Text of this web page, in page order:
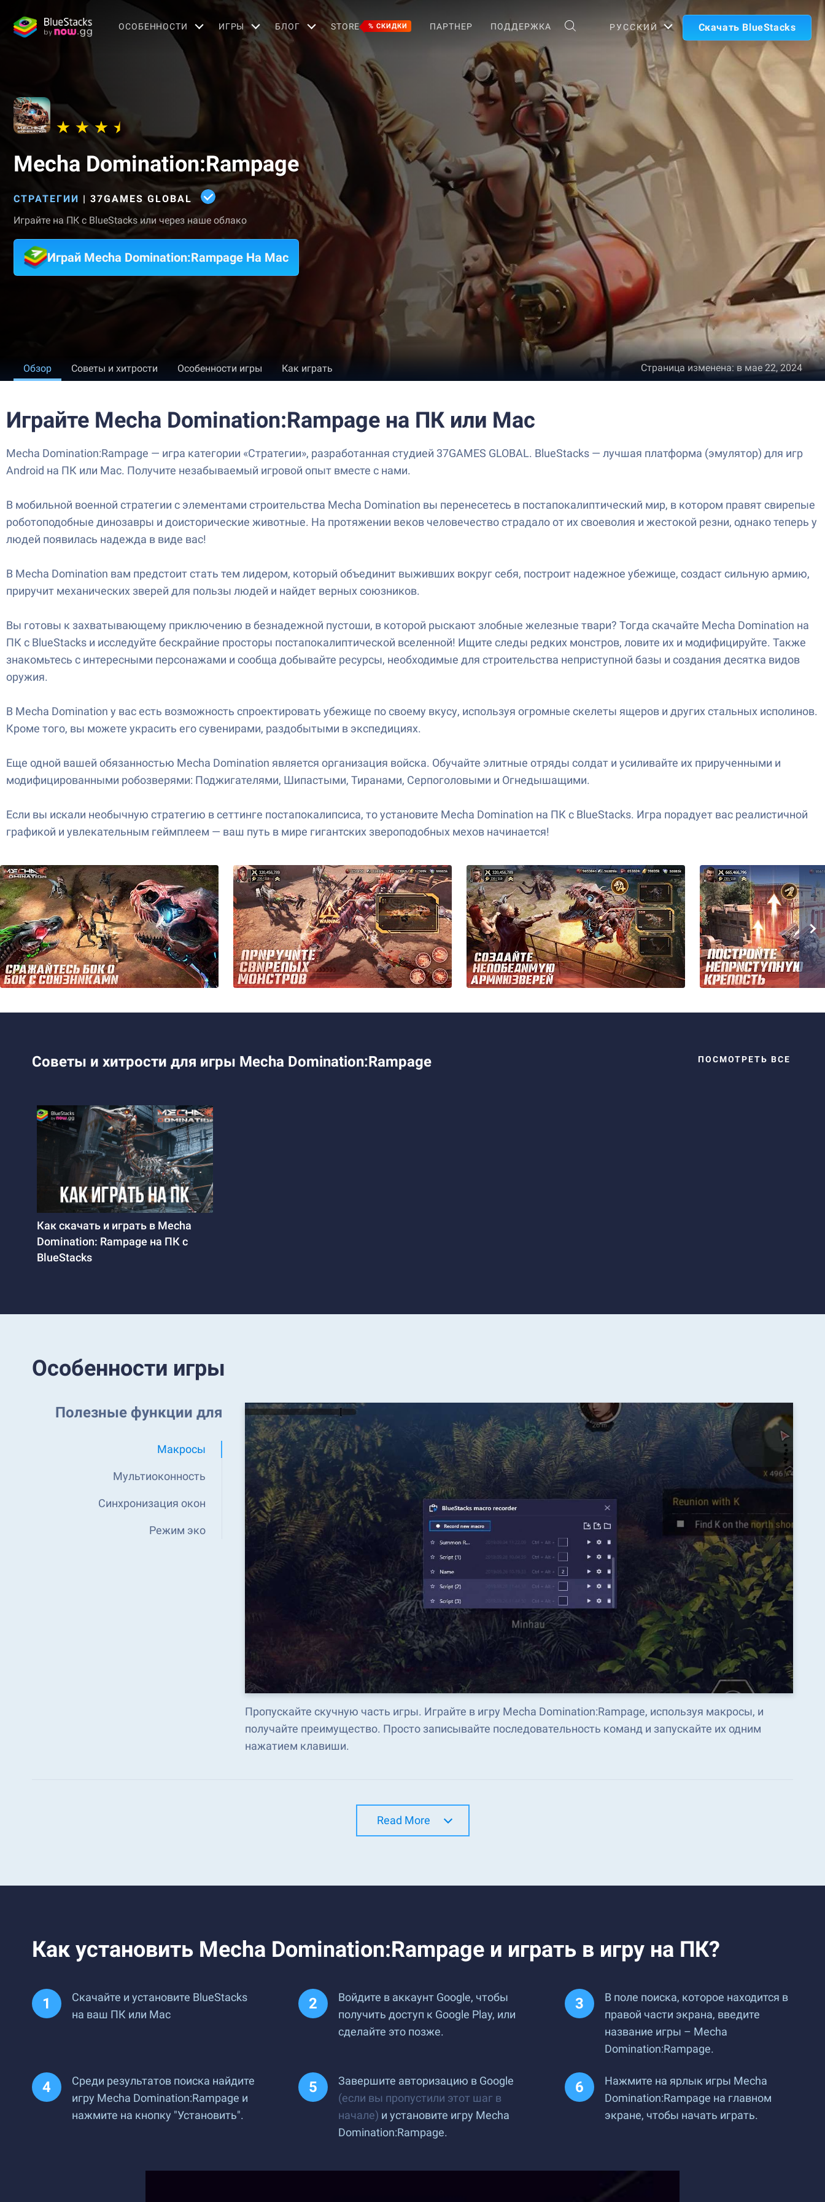
OСОБЕННОСТИ ИГРЫ БЛОГ STORE % СКИДКИ ПАРТНЕР ПОДДЕРЖКА РУССКИЙ Скачать BlueStacks
Mecha Domination:Rampage
СТРАТЕГИИ | 37GAMES GLOBAL
Играйте на ПК с BlueStacks или через наше облако
Играй Mecha Domination:Rampage На Mac
Обзор Советы и хитрости Особенности игры Как играть Страница изменена:в мае 22, 2024
Играйте Mecha Domination:Rampage на ПК или Mac
Mecha Domination:Rampage — игра категории «Стратегии», разработанная студией 37GAMES GLOBAL. BlueStacks — лучшая платформа (эмулятор) для игр
Android на ПК или Mac. Получите незабываемый игровой опыт вместе с нами.
В мобильной военной стратегии с элементами строительства Mecha Domination вы перенесетесь в постапокалиптический мир, в котором правят свирепые
роботоподобные динозавры и доисторические животные. На протяжении веков человечество страдало от их своеволия и жестокой резни, однако теперь у
людей появилась надежда в виде вас!
В Mecha Domination вам предстоит стать тем лидером, который объединит выживших вокруг себя, построит надежное убежище, создаст сильную армию,
приручит механических зверей для пользы людей и найдет верных союзников.
Вы готовы к захватывающему приключению в безнадежной пустоши, в которой рыскают злобные железные твари? Тогда скачайте Mecha Domination на
ПК с BlueStacks и исследуйте бескрайние просторы постапокалиптической вселенной! Ищите следы редких монстров, ловите их и модифицируйте. Также
знакомьтесь с интересными персонажами и сообща добывайте ресурсы, необходимые для строительства неприступной базы и создания десятка видов
оружия.
В Mecha Domination у вас есть возможность спроектировать убежище по своему вкусу, используя огромные скелеты ящеров и других стальных исполинов.
Кроме того, вы можете украсить его сувенирами, раздобытыми в экспедициях.
Еще одной вашей обязанностью Mecha Domination является организация войска. Обучайте элитные отряды солдат и усиливайте их прирученными и
модифицированными робозверями: Поджигателями, Шипастыми, Тиранами, Серпоголовыми и Огнедышащими.
Если вы искали необычную стратегию в сеттинге постапокалипсиса, то установите Mecha Domination на ПК с BlueStacks. Игра порадует вас реалистичной
графикой и увлекательным геймплеем — ваш путь в мире гигантских звероподобных мехов начинается!
Советы и хитрости для игры Mecha Domination:Rampage ПОСМОТРЕТЬ ВСЕ
Как скачать и играть в Mecha
Domination: Rampage на ПК с
BlueStacks
Особенности игры
Полезные функции для
Макросы
Мультиоконность
Синхронизация окон
Режим эко
Пропускайте скучную часть игры. Играйте в игру Mecha Domination:Rampage, используя макросы, и
получайте преимущество. Просто записывайте последовательность команд и запускайте их одним
нажатием клавиши.
Read More
Как установить Mecha Domination:Rampage и играть в игру на ПК?
Скачайте и установите BlueStacks
на ваш ПК или Mac
Войдите в аккаунт Google, чтобы
получить доступ к Google Play, или
сделайте это позже.
В поле поиска, которое находится в
правой части экрана, введите
название игры – Mecha
Domination:Rampage.
Среди результатов поиска найдите
игру Mecha Domination:Rampage и
нажмите на кнопку "Установить".
Завершите авторизацию в Google
(если вы пропустили этот шаг в
начале) и установите игру Mecha
Domination:Rampage.
Нажмите на ярлык игры Mecha
Domination:Rampage на главном
экране, чтобы начать играть.